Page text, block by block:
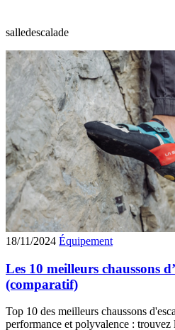
salledescalade
18/11/2024 Équipement
Les 10 meilleurs chaussons
(comparatif)
Top 10 des meilleurs chaussons
performance et polyvalence :